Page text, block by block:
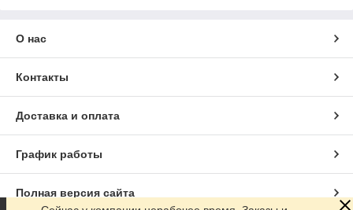
О нас
Контакты
Доставка и оплата
График работы
Полная версия сайта